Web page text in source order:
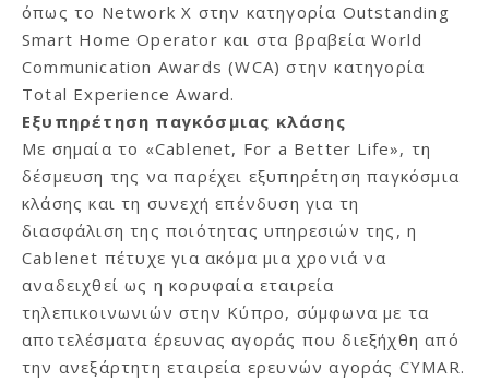
όπως το Network X στην κατηγορία Outstanding
Smart Home Operator και στα βραβεία World
Communication Awards (WCA) στην κατηγορία
Total Experience Award.
Εξυπηρέτηση παγκόσμιας κλάσης
Με σημαία το «Cablenet, For a Better Life», τη
δέσμευση της να παρέχει εξυπηρέτηση παγκόσμια
κλάσης και τη συνεχή επένδυση για τη
διασφάλιση της ποιότητας υπηρεσιών της, η
Cablenet πέτυχε για ακόμα μια χρονιά να
αναδειχθεί ως η κορυφαία εταιρεία
τηλεπικοινωνιών στην Κύπρο, σύμφωνα με τα
αποτελέσματα έρευνας αγοράς που διεξήχθη από
την ανεξάρτητη εταιρεία ερευνών αγοράς CYMAR.